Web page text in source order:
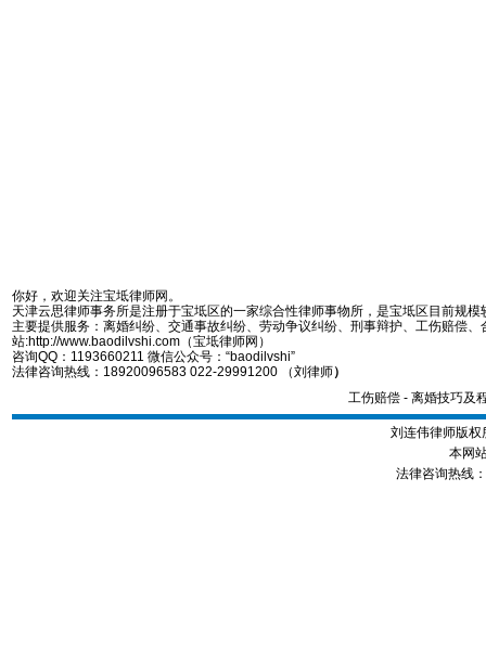
你好，欢迎关注宝坻律师网。
天津云思律师事务所是注册于宝坻区的一家综合性律师事物所，是宝坻区目前规
主要提供服务：离婚纠纷、交通事故纠纷、劳动争议纠纷、刑事辩护、工伤赔偿
站:http://www.baodilvshi.com（宝坻律师网）
咨询QQ：1193660211 微信公众号：“baodilvshi”
法律咨询热线：18920096583 022-29991200 （刘律师）
工伤赔偿- 离婚技巧及
刘连伟律师版
本网
法律咨询热线